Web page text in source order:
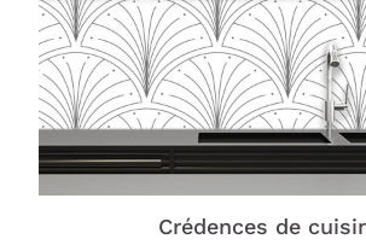
Crédences de